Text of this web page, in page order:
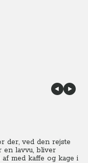
der, ved den rejste
en lavvu, bliver
med kaffe og kage i